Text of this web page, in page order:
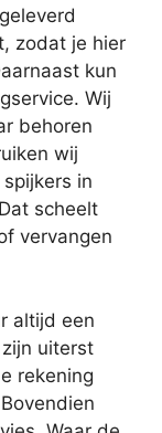
zodat je hier
kun
Wij
behoren
wij
in
scheelt
vervangen
altijd een
uiterst
rekening